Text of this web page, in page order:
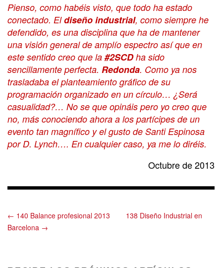
Pienso, como habéis visto, que todo ha estado
conectado. Eldiseño industrial, como siempre he
defendido, es una disciplina que ha de mantener
una visión general de amplío espectro así que en
este sentido creo que la #2SCDha sido
sencillamente perfecta. Redonda. Como ya nos
trasladaba el planteamiento gráfico de su
programación organizado en un círculo… ¿Será
casualidad?… No se que opináis pero yo creo que
no, más conociendo ahora a los partícipes de un
evento tan magnífico y el gusto de Santi Espinosa
por D. Lynch…. En cualquier caso, ya me lo diréis.
Octubre de 2013
← 140 Balance profesional 2013
138 Diseño Industrial en
Barcelona →